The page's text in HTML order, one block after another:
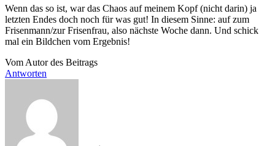
Wenn das so ist, war das Chaos auf meinem Kopf (nicht darin) ja
letzten Endes doch noch für was gut! In diesem Sinne: auf zum
Frisenmann/zur Frisenfrau, also nächste Woche dann. Und schick
mal ein Bildchen vom Ergebnis!
Vom Autor des Beitrags
Antworten